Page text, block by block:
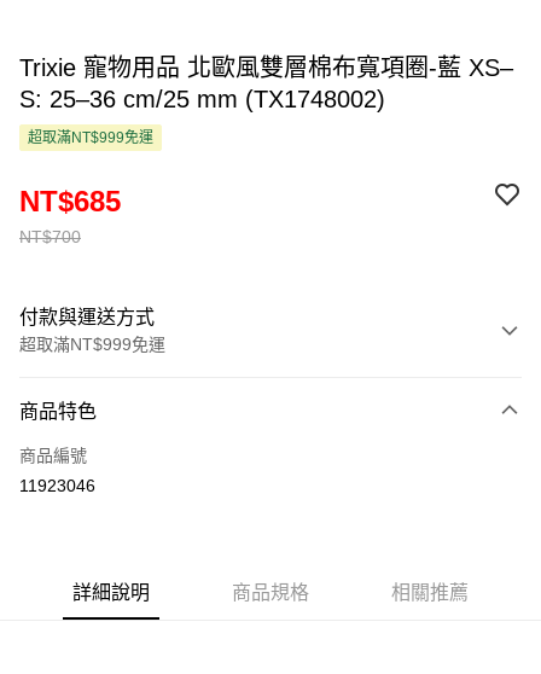
Trixie 寵物用品 北歐風雙層棉布寬項圈-藍 XS–
S: 25–36 cm/25 mm (TX1748002)
超取滿NT$999免運
NT$700
NT$685
付款與運送方式
超取滿NT$999免運
信用卡一次付款
超商取貨付款
街口支付
商品特色
商品編號
11923046
詳細說明 商品規格 相關推薦